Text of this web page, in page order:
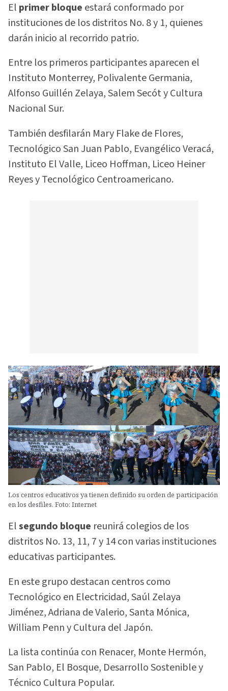
El primer bloque estará conformado por
instituciones de los distritos No. 8 y 1, quienes
darán inicio al recorrido patrio.
Entre los primeros participantes aparecen el
Instituto Monterrey, Polivalente Germania,
Alfonso Guillén Zelaya, Salem Secót y Cultura
Nacional Sur.
También desfilarán Mary Flake de Flores,
Tecnológico San Juan Pablo, Evangélico Veracá,
Instituto El Valle, Liceo Hoffman, Liceo Heiner
Reyes y Tecnológico Centroamericano.
Los centros educativos ya tienen definido su orden de participación
en los desfiles. Foto: Internet
Elsegundo bloque reunirá colegios de los
distritos No. 13, 11, 7 y 14 con varias instituciones
educativas participantes.
En este grupo destacan centros como
Tecnológico en Electricidad, Saúl Zelaya
Jiménez, Adriana de Valerio, Santa Mónica,
William Penn y Cultura del Japón.
La lista continúa con Renacer, Monte Hermón,
San Pablo, El Bosque, Desarrollo Sostenible y
Técnico Cultura Popular.